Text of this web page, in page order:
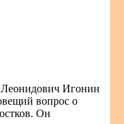
Игонин
вопрос о
Он